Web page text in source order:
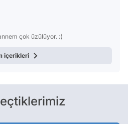
çok üzülüyor. :(
içerikleri